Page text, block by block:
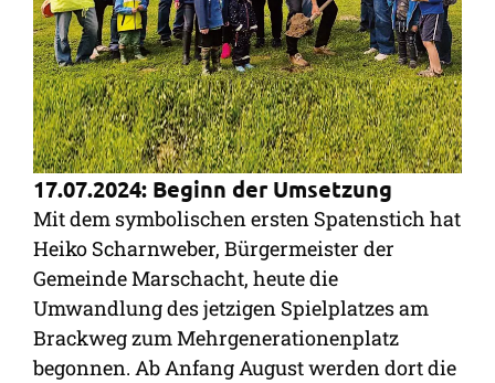
17.07.2024: Beginn der Umsetzung
Mit dem symbolischen ersten Spatenstich hat
Heiko Scharnweber, Bürgermeister der
Gemeinde Marschacht, heute die
Umwandlung des jetzigen Spielplatzes am
Brackweg zum Mehrgenerationenplatz
begonnen. Ab Anfang August werden dort die